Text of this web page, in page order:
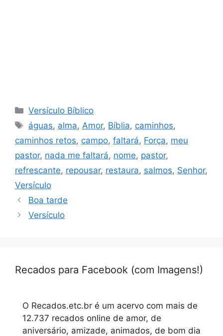
Categorias
Versículo Bíblico
Tags
águas, alma, Amor, Bíblia, caminhos,
caminhos retos, campo, faltará, Força, meu
pastor, nada me faltará, nome, pastor,
refrescante, repousar, restaura, salmos, Senhor,
Versículo
Boa tarde
Versículo
Recados para Facebook (com Imagens!)
O Recados.etc.br é um acervo com mais de
12.737 recados online de amor, de
aniversário, amizade, animados, de bom dia